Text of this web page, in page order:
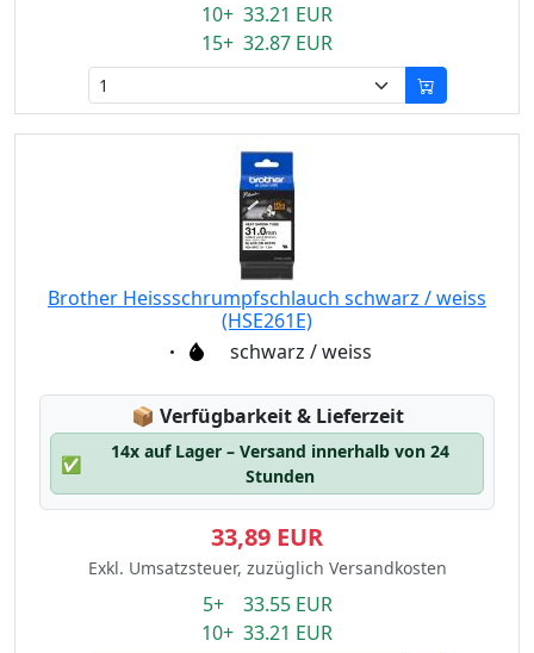
10+ 33.21 EUR
15+ 32.87 EUR
Brother Heissschrumpfschlauch schwarz / weiss
(HSE261E)
Eigenschaft:schwarz / weiss
📦 Lagerstatus:
Verfügbarkeit & Lieferzeit
✅
14x auf Lager – Versand innerhalb von 24
Stunden
33,89 EUR
Exkl. Umsatzsteuer, zuzüglich Versandkosten
5+ 33.55 EUR
10+ 33.21 EUR